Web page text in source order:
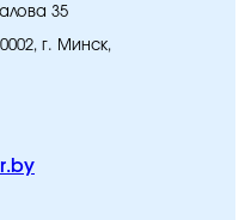
35
г. Минск,